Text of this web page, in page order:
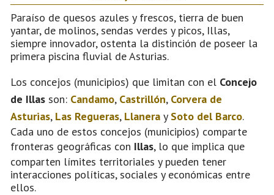
Paraíso de quesos azules y frescos, tierra de buen
yantar, de molinos, sendas verdes y picos, Illas,
siempre innovador, ostenta la distinción de poseer la
primera piscina fluvial de Asturias.
Los concejos (municipios) que limitan con el Concejo
de Illas son: Candamo, Castrillón, Corvera de
Asturias, Las Regueras, Llanera y Soto del Barco.
Cada uno de estos concejos (municipios) comparte
fronteras geográficas con Illas, lo que implica que
comparten límites territoriales y pueden tener
interacciones políticas, sociales y económicas entre
ellos.